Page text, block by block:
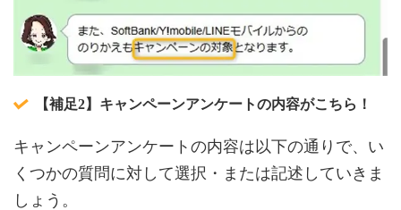
【補足2】キャンペーンアンケートの内容がこちら！
キャンペーンアンケートの内容は以下の通りで、い
くつかの質問に対して選択・または記述していきま
しょう。